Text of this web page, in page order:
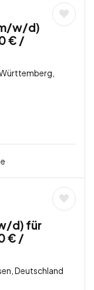
w/d)
€ /
d) für
€ /
Deutschland